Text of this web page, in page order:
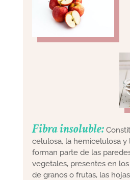
Fibra insoluble:
celulosa, la hemicelulosa y
forman parte de las
vegetales, presentes en
de granos o frutas, las